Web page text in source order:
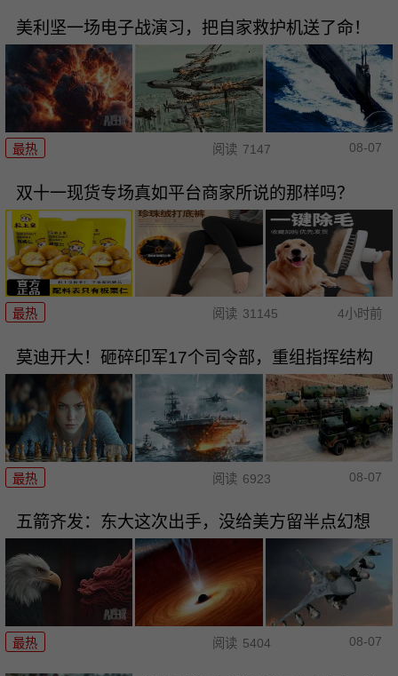
美利坚一场电子战演习，把自家救护机送了命！
最热 阅读 7147 08-07
双十一现货专场真如平台商家所说的那样吗？
最热 阅读 31145 4小时前
莫迪开大！砸碎印军17个司令部，重组指挥结构
最热 阅读 6923 08-07
五箭齐发：东大这次出手，没给美方留半点幻想
最热 阅读 5404 08-07